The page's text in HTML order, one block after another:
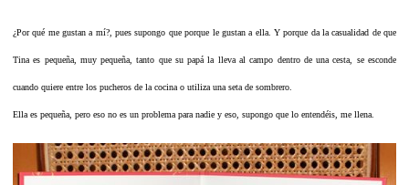
¿Por qué me gustan a mí?, pues supongo que porque le gustan a ella. Y porque da la casualidad de que
Tina es pequeña, muy pequeña, tanto que su papá la lleva al campo dentro de una cesta, se esconde
cuando quiere entre los pucheros de la cocina o utiliza una seta de sombrero.
Ella es pequeña, pero eso no es un problema para nadie y eso, supongo que lo entendéis, me llena.